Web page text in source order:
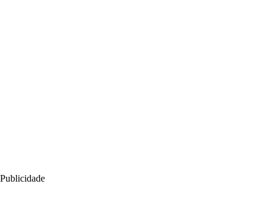
Publicidade